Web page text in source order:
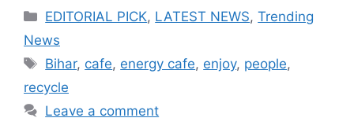
Categories
EDITORIAL PICK, LATEST NEWS,Trending
News
Tags
Bihar, cafe, energy cafe, enjoy, people,
recycle
Leave a comment